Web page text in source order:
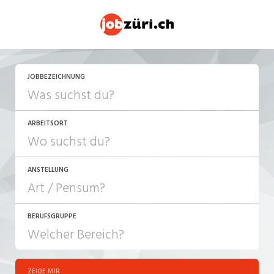
JOBBEZEICHNUNG
ARBEITSORT
ANSTELLUNG
JOB-TYP
Festanstellung
BERUFSGRUPPE
ZEIGE MIR